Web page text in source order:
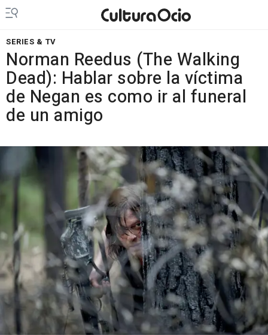
SERIES & TV
Norman Reedus (The Walking
Dead): Hablar sobre la víctima
de Negan es como ir al funeral
de un amigo